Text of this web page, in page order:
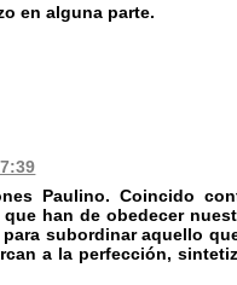
en alguna parte.
Paulino. Coincido
han de obedecer
subordinar aquello
a la perfección,